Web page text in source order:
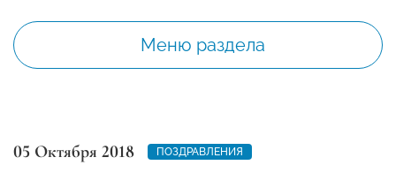
Меню раздела
05 Октября 2018 ПОЗДРАВЛЕНИЯ